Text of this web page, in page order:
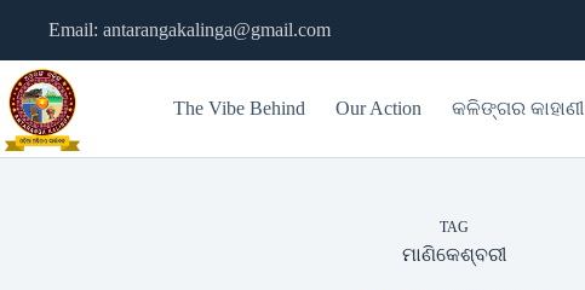
Email: antarangakalinga@gmail.com
The Vibe Behind Our Action କଳିଙ୍ଗର କାହାଣୀ
TAG
ମାଣିକେଶ୍ବରୀ